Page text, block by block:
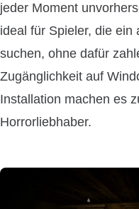
jeder Moment
ideal für Spieler, die ein
suchen, ohne dafür
Zugänglichkeit auf
Installation machen es
Horrorliebhaber.